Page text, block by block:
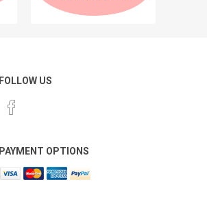
FOLLOW US
PAYMENT OPTIONS